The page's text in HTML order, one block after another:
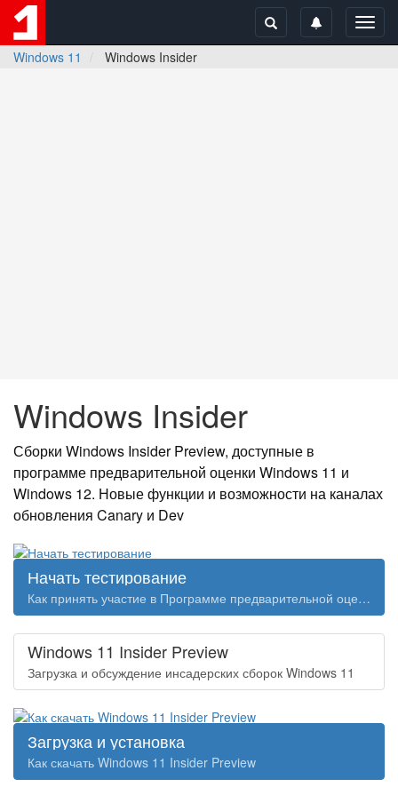
Windows 11
Windows Insider
Windows Insider
Сборки Windows Insider Preview, доступные в
программе предварительной оценки Windows 11 и
Windows 12. Новые функции и возможности на каналах
обновления Canary и Dev
Начать тестирование
Как принять участие в Программе предварительной оценки Windows 10
Windows 11 Insider Preview
Загрузка и обсуждение инсадерских сборок Windows 11
Загрузка и установка
Как скачать Windows 11 Insider Preview